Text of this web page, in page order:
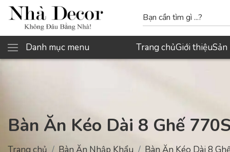
Danh mục menu Trang chủGiới thiệuSản
Bàn Ăn Kéo Dài 8 Ghế